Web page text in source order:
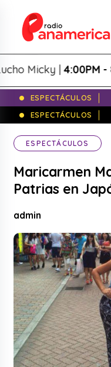
Micky |4:00PM -
ESPECTÁCULOS
ESPECTÁCULOS
ESPECTÁCULOS
Maricarmen
Patrias en
admin